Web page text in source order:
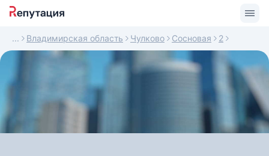
Владимирская область Чулково Сосновая 2